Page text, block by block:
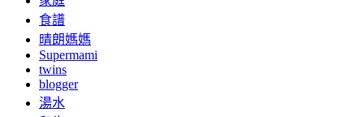
食譜
晴朗媽媽
Supermami
twins
blogger
湯水